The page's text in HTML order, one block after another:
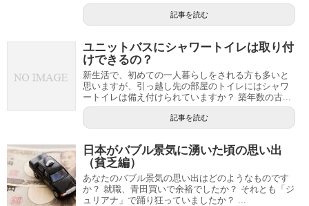
記事を読む
ユニットバスにシャワートイレは取り付
けできるの？
新生活で、初めての一人暮らしをされる方も多いと
思いますが、引っ越し先の部屋のトイレにはシャワ
ートイレは備え付けられていますか？ 築年数の古...
記事を読む
日本がバブル景気に湧いた頃の思い出
（貧乏編）
あなたのバブル景気の思い出はどのようなものです
か？ 就職、青田買いで余裕でしたか？ それとも「ジ
ュリアナ」で踊り狂っていましたか？ ...